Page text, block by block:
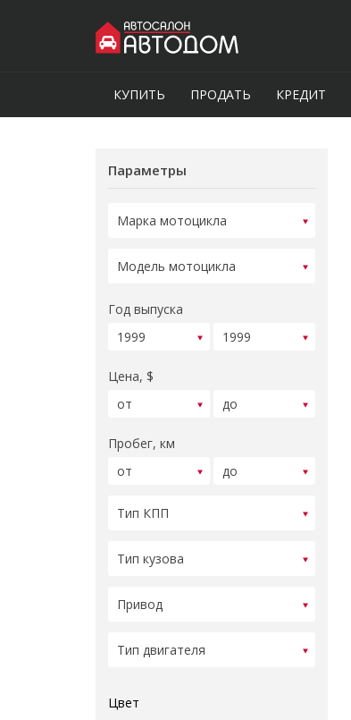
КУПИТЬ ПРОДАТЬ КРЕДИТ
Параметры
Год выпуска
Цена, $
Пробег, км
Цвет